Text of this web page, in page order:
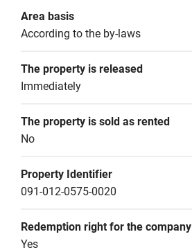
Area basis
According to the by-laws
The property is released
Immediately
The property is sold as rented
No
Property Identifier
091-012-0575-0020
Redemption right for the company
Yes